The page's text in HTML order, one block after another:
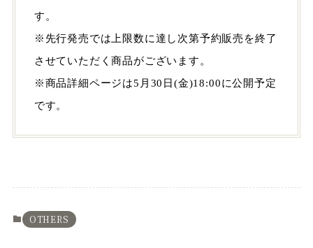
す。
※先⾏発売では上限数に達し次第予約販売を終了
させていただく商品がございます。
※商品詳細ページは5⽉30⽇(⾦)18:00に公開予定
です。
OTHERS